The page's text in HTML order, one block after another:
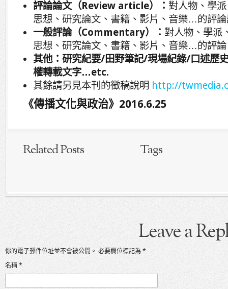
評論論文（Review article）： 對人物、學
思想、研究論文、書籍、影片、音樂…的評
一般評論（Commentary）： 對人物、學派
思想、研究論文、書籍、影片、音樂…的評
其他：研究紀要/田野筆記/現場紀錄/口述歷
權轉載文字…etc.
其餘請另見本刊的徵稿說明 http://
《傳播文化與政治》 2016.6.25
Related Posts Tags
Leave a
你的電子郵件位址並不會被公開。 必要欄位標記為 *
名稱 *